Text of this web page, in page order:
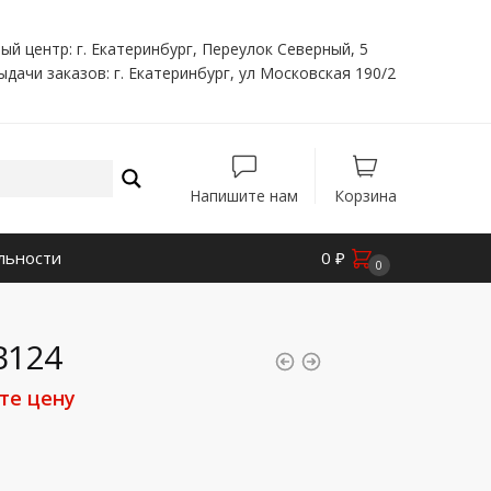
центр: г. Екатеринбург, Переулок Северный, 5
заказов: г. Екатеринбург, ул Московская 190/2
Напишите нам Корзина
0 ₽ 0
цену